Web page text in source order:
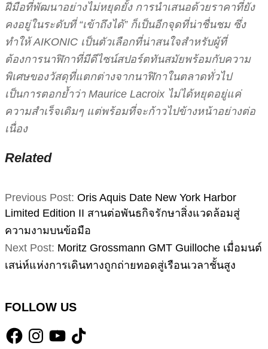
ฝีมือที่พัฒนาอย่างไม่หยุดยั้ง การนำเสนอด้วยราคาที่ยัง
คงอยู่ในระดับที่ “เข้าถึงได้” ก็เป็นอีกจุดที่น่าชื่นชม ซึ่ง
ทำให้ AIKONIC เป็นตัวเลือกที่น่าสนใจสำหรับผู้ที่
ต้องการนาฬิกาที่มีดีไซน์สปอร์ตทันสมัยพร้อมกับความ
พิเศษของวัสดุที่แตกต่างจากนาฬิกาในตลาดทั่วไป
เป็นการตอกย้ำว่า Maurice Lacroix ไม่ได้หยุดอยู่แค่
ความสำเร็จเดิมๆ แต่พร้อมที่จะก้าวไปข้างหน้าอย่างต่อ
เนื่อง
Related
2025-
08-
Previous Post: Oris Aquis Date New York Harbor
Limited Edition II สานต่อพันธกิจรักษาสิ่งแวดล้อมสู่
ความงามบนข้อมือ
Next Post: Moritz Grossmann GMT Guilloche เมื่อมนต์
เสน่ห์แห่งการเดินทางถูกถ่ายทอดสู่เรือนเวลาชั้นสูง
FOLLOW US
FacebookInstagramYouTube
TikTok